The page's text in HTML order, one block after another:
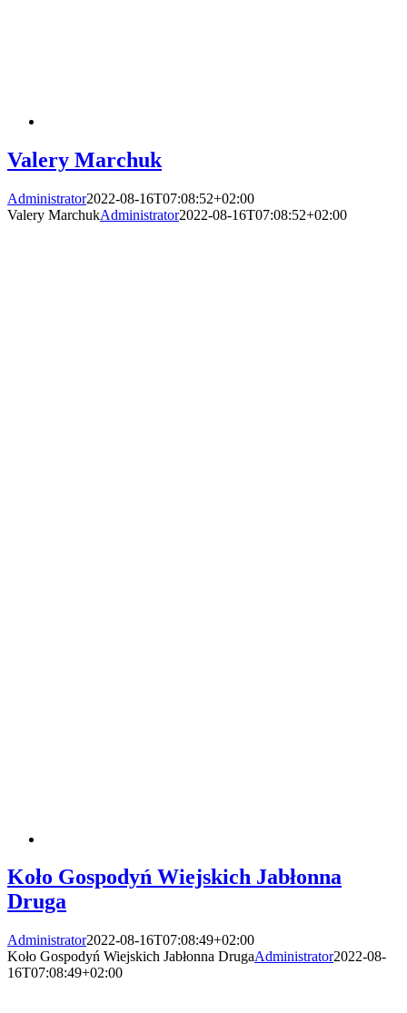
Valery Marchuk
Administrator2022-08-16T07:08:52+02:00
Valery MarchukAdministrator2022-08-16T07:08:52+02:00
Koło Gospodyń Wiejskich Jabłonna
Druga
Administrator2022-08-16T07:08:49+02:00
Koło Gospodyń Wiejskich Jabłonna DrugaAdministrator2022-08-
16T07:08:49+02:00